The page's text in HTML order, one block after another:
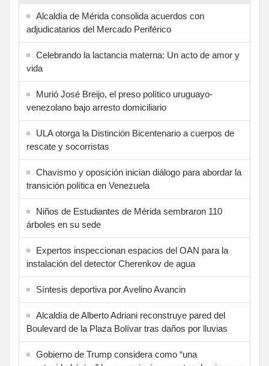
Alcaldía de Mérida consolida acuerdos con
adjudicatarios del Mercado Periférico
Celebrando la lactancia materna: Un acto de amor y
vida
Murió José Breijo, el preso político uruguayo-
venezolano bajo arresto domiciliario
ULA otorga la Distinción Bicentenario a cuerpos de
rescate y socorristas
Chavismo y oposición inician diálogo para abordar la
transición política en Venezuela
Niños de Estudiantes de Mérida sembraron 110
árboles en su sede
Expertos inspeccionan espacios del OAN para la
instalación del detector Cherenkov de agua
Síntesis deportiva por Avelino Avancin
Alcaldía de Alberto Adriani reconstruye pared del
Boulevard de la Plaza Bolívar tras daños por lluvias
Gobierno de Trump considera como “una